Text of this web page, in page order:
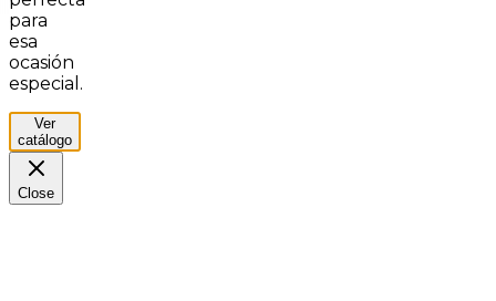
para
esa
ocasión
especial.
Ver
catálogo
Close